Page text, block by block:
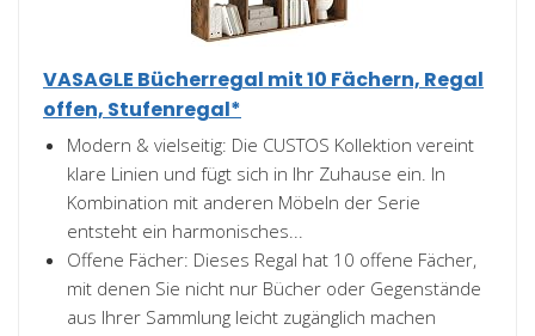
VASAGLE Bücherregal mit 10 Fächern, Regal
offen, Stufenregal*
Modern & vielseitig: Die CUSTOS Kollektion vereint
klare Linien und fügt sich in Ihr Zuhause ein. In
Kombination mit anderen Möbeln der Serie
entsteht ein harmonisches...
Offene Fächer: Dieses Regal hat 10 offene Fächer,
mit denen Sie nicht nur Bücher oder Gegenstände
aus Ihrer Sammlung leicht zugänglich machen